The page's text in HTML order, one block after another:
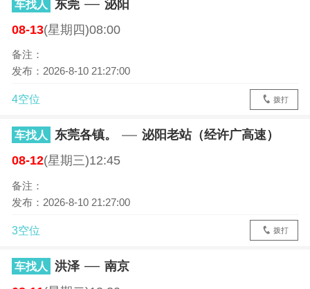
车找人 东莞
泌阳
08-13(星期四)08:00
备注：
发布：2026-8-10 21:27:00
4空位 拨打
车找人 东莞各镇。
泌阳老站（经许广高速）
08-12(星期三)12:45
备注：
发布：2026-8-10 21:27:00
3空位 拨打
车找人 洪泽
南京